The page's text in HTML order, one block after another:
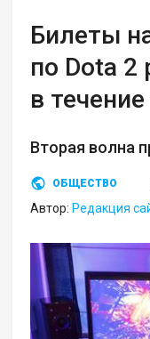
Билеты
по Dota 2
в
Вторая волна
ОБЩЕСТВО
Автор: Редакция